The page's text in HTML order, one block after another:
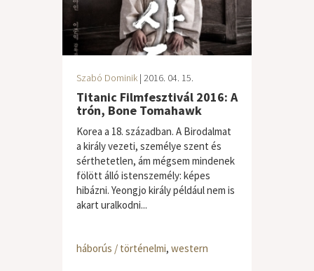
Szabó Dominik | 2016. 04. 15.
Titanic Filmfesztivál 2016: A
trón, Bone Tomahawk
Korea a 18. században. A Birodalmat
a király vezeti, személye szent és
sérthetetlen, ám mégsem mindenek
fölött álló istenszemély: képes
hibázni. Yeongjo király például nem is
akart uralkodni...
háborús / történelmi, western